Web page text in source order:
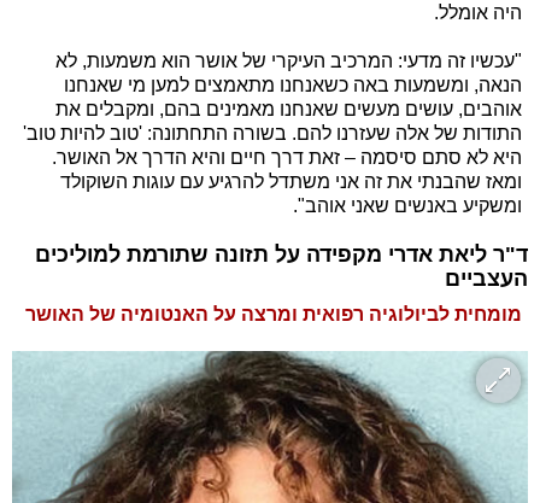
היה אומלל.
"עכשיו זה מדעי: המרכיב העיקרי של אושר הוא משמעות, לא
הנאה, ומשמעות באה כשאנחנו מתאמצים למען מי שאנחנו
אוהבים, עושים מעשים שאנחנו מאמינים בהם, ומקבלים את
התודות של אלה שעזרנו להם. בשורה התחתונה: 'טוב להיות טוב'
היא לא סתם סיסמה – זאת דרך חיים והיא הדרך אל האושר.
ומאז שהבנתי את זה אני משתדל להרגיע עם עוגות השוקולד
ומשקיע באנשים שאני אוהב".
ד"ר ליאת אדרי מקפידה על תזונה שתורמת למוליכים
העצביים
מומחית לביולוגיה רפואית ומרצה על האנטומיה של האושר